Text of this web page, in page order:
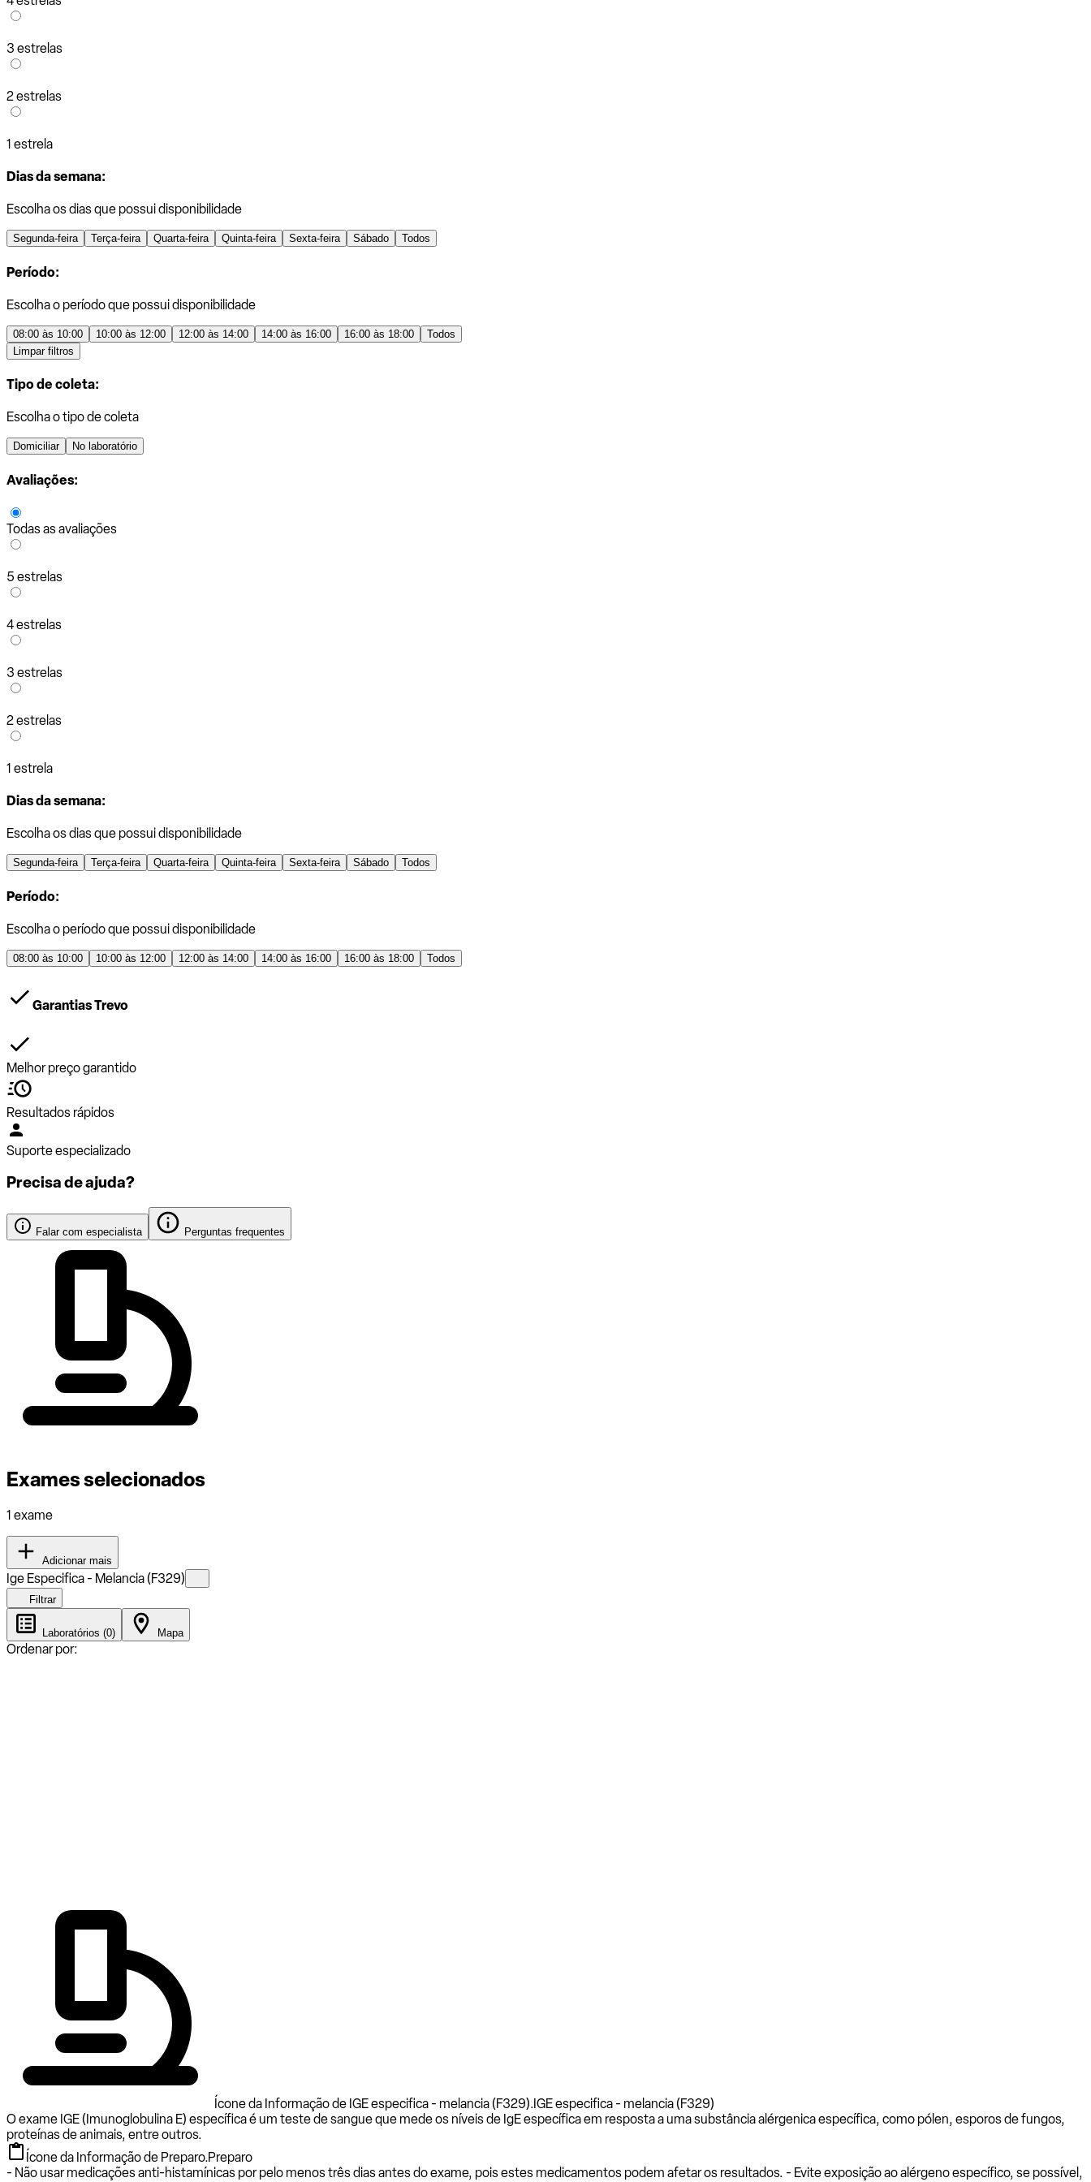
3 estrelas
2 estrelas
1 estrela
Dias da semana:
Escolha os dias que possui disponibilidade
Segunda-feira Terça-feira Quarta-feira Quinta-feira Sexta-feira Sábado Todos
Período:
Escolha o período que possui disponibilidade
08:00 às 10:00 10:00 às 12:00 12:00 às 14:00 14:00 às 16:00 16:00 às 18:00
Todos
Limpar filtros
Tipo de coleta:
Escolha o tipo de coleta
Domiciliar No laboratório
Avaliações:
Todas as avaliações
5 estrelas
4 estrelas
3 estrelas
2 estrelas
1 estrela
Dias da semana:
Escolha os dias que possui disponibilidade
Segunda-feira Terça-feira Quarta-feira Quinta-feira Sexta-feira Sábado Todos
Período:
Escolha o período que possui disponibilidade
08:00 às 10:00 10:00 às 12:00 12:00 às 14:00 14:00 às 16:00 16:00 às 18:00 Todos
Garantias Trevo
Melhor preço garantido
Resultados rápidos
Suporte especializado
Precisa de ajuda?
Falar com especialista Perguntas frequentes
Exames selecionados
1 exame
Adicionar mais
Ige Especifica - Melancia (F329)
Filtrar
Laboratórios (0) Mapa
Ordenar por:
Ícone da Informação de IGE especifica - melancia (F329).IGE especifica - melancia (F329)
O exame IGE (Imunoglobulina E) específica é um teste de sangue que mede os níveis de IgE específica em resposta a uma substância alérgenica específica, como pólen, esporos de fungos,
proteínas de animais, entre outros.
Ícone da Informação de Preparo.Preparo
- Não usar medicações anti-histamínicas por pelo menos três dias antes do exame, pois estes medicamentos podem afetar os resultados. - Evite exposição ao alérgeno específico, se possível,